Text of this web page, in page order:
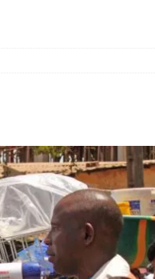
l’Italie et de l’AC Milan, est
trophée de la Coupe du monde
menace à «l’unanimité» d’un
International exige une
de Côte d’Ivoire A